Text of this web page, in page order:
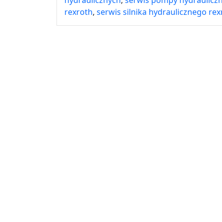
rexroth, serwis silnika hydraulicznego